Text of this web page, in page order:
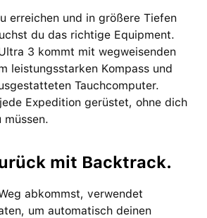
erreichen und in größere Tiefen
du das richtige Equipment.
3 kommt mit wegweisenden
leistungsstarken Kompass und
Tauchcomputer.
Expedition gerüstet, ohne dich
müssen.
mit Backtrack.
abkommst, verwendet
um automatisch deinen